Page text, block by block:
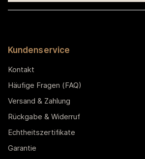
Kundenservice
Kontakt
Häufige Fragen (FAQ)
Versand & Zahlung
Rückgabe & Widerruf
Echtheitszertifikate
Garantie